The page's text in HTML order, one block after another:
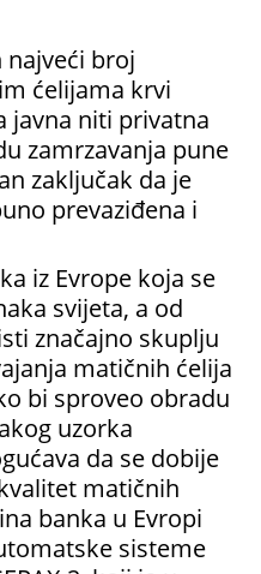
najveći broj
ćelijama krvi
javna niti privatna
zamrzavanja pune
zaključak da je
prevaziđena i
iz Evrope koja se
svijeta, a od
značajno skuplju
matičnih ćelija
bi sproveo obradu
uzorka
da se dobije
matičnih
banka u Evropi
sisteme